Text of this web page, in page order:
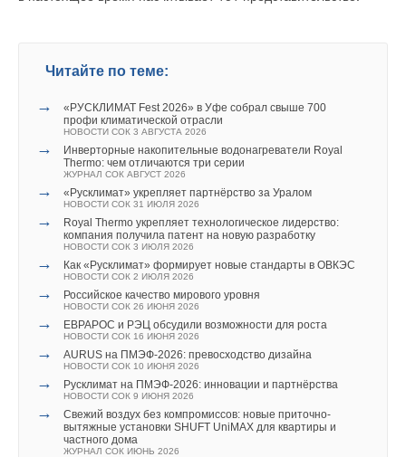
Читайте по теме:
→
«РУСКЛИМАТ Fest 2026» в Уфе собрал свыше 700
профи климатической отрасли
НОВОСТИ СОК 3 АВГУСТА 2026
→
Инверторные накопительные водонагреватели Royal
Thermo: чем отличаются три серии
ЖУРНАЛ СОК АВГУСТ 2026
→ «Русклимат» укрепляет партнёрство за Уралом
НОВОСТИ СОК 31 ИЮЛЯ 2026
→
Royal Thermo укрепляет технологическое лидерство:
компания получила патент на новую разработку
НОВОСТИ СОК 3 ИЮЛЯ 2026
→ Как «Русклимат» формирует новые стандарты в ОВКЭС
НОВОСТИ СОК 2 ИЮЛЯ 2026
→ Российское качество мирового уровня
НОВОСТИ СОК 26 ИЮНЯ 2026
→ ЕВРАРОС и РЭЦ обсудили возможности для роста
НОВОСТИ СОК 16 ИЮНЯ 2026
→ AURUS на ПМЭФ-2026: превосходство дизайна
НОВОСТИ СОК 10 ИЮНЯ 2026
→ Русклимат на ПМЭФ-2026: инновации и партнёрства
НОВОСТИ СОК 9 ИЮНЯ 2026
→
Свежий воздух без компромиссов: новые приточно-
вытяжные установки SHUFT UniMAX для квартиры и
частного дома
ЖУРНАЛ СОК ИЮНЬ 2026
→ ГК «Терморос» усиливает позиции на рынке Казахстана
НОВОСТИ СОК 1 АВГУСТА 2024
Терморос Grand Meeting 2024
→ «Многоборье Терморос» в Ленинградской области
НОВОСТИ СОК 1 СЕНТЯБРЯ 2023
→ «ТЕРМОРОС MEETING» в Ленобласти
НОВОСТИ СОК 21 ИЮЛЯ 2023
→ «Терморос»: путь к успеху длиною в 28 лет
НОВОСТИ СОК 17 ИЮЛЯ 2023
Новинка Gekon: термостатическая головка M30x1,5
НОВОСТИ СОК 13 ИЮЛЯ 2023
«Терморос» примет участие в Open Village
НОВОСТИ СОК 12 ИЮЛЯ 2023
«Терморос» на BAXI Expo в Екатеринбурге
НОВОСТИ СОК 7 ИЮЛЯ 2023
Электрические котлы E.C.A. на складе «Терморос»
НОВОСТИ СОК 6 ИЮЛЯ 2023